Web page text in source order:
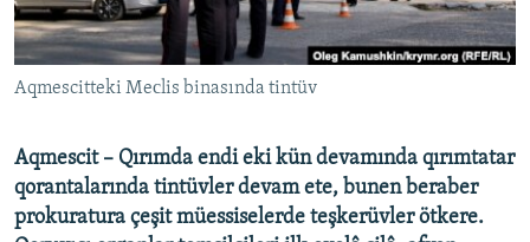
Українською
QOŞULIÑIZ!
RFE/RS bütün saytları
Aqmescitteki Meсlis binasında tintüv
Aqmescit – Qırımda endi eki kün devamında qırımtatar
qorantalarında tintüvler devam ete, bunen beraber
prokuratura çeşit müessiselerde teşkerüvler ötkere.